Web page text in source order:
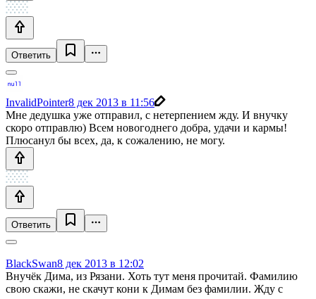
Ответить
InvalidPointer8 дек 2013 в 11:56
Мне дедушка уже отправил, с нетерпением жду. И внучку
скоро отправлю) Всем новогоднего добра, удачи и кармы!
Плюсанул бы всех, да, к сожалению, не могу.
Ответить
BlackSwan8 дек 2013 в 12:02
Внучёк Дима, из Рязани. Хоть тут меня прочитай. Фамилию
свою скажи, не скачут кони к Димам без фамилии. Жду с